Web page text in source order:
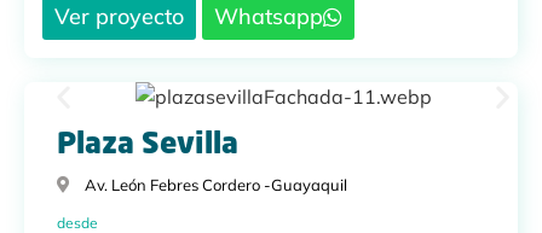
Ver proyecto Whatsapp
Plaza Sevilla
Av. León Febres Cordero -Guayaquil
desde